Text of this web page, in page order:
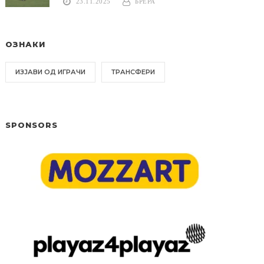
ОЗНАКИ
ИЗЈАВИ ОД ИГРАЧИ ТРАНСФЕРИ
SPONSORS